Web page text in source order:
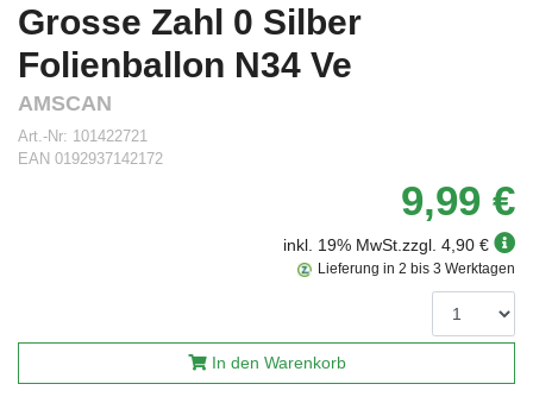
Grosse Zahl 0 Silber
Folienballon N34 Ve
AMSCAN
Art.-Nr: 101422721
EAN 0192937142172
9,99 €
inkl. 19% MwSt.zzgl. 4,90 €
Lieferung in 2 bis 3 Werktagen
In den Warenkorb